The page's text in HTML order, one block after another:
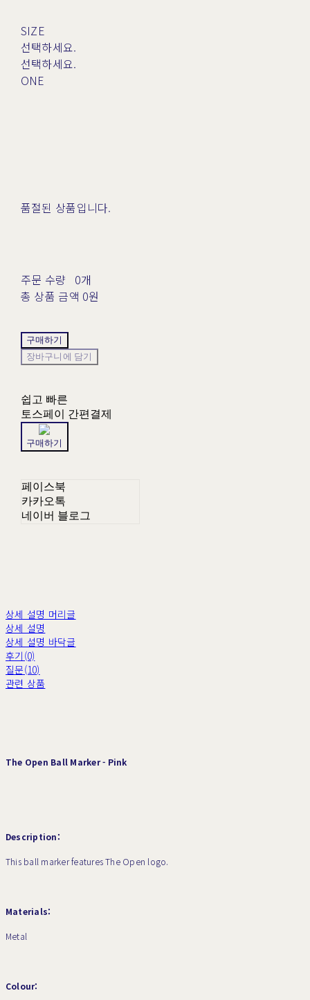
SIZE
선택하세요.
선택하세요.
ONE
품절된 상품입니다.
주문 수량
0개
총 상품 금액 0원
구매하기
장바구니에 담기
쉽고 빠른
토스페이 간편결제
구매하기
페이스북
카카오톡
네이버 블로그
상세 설명 머리글
상세 설명
상세 설명 바닥글
후기(0)
질문(10)
관련 상품
The Open Ball Marker - Pink
Description:
This ball marker features The Open logo.
Materials:
Metal
Colour: